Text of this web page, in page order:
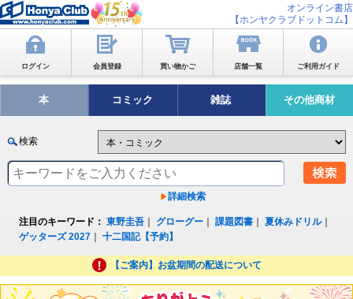
オンライン書店
【ホンヤクラブドットコム】
ログイン 会員登録 買い物かご 店舗一覧 ご利用ガイド
本 コミック 雑誌 その他商材
検索
詳細検索
注目のキーワード： 東野圭吾 グローグー ｜課題図書 ｜夏休みドリル｜
ゲッターズ 2027 ｜十二国記【予約】
【ご案内】お盆期間の配送について